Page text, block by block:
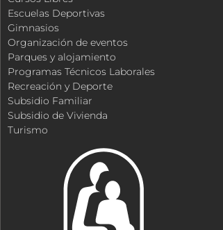
Escuelas Deportivas
Gimnasios
Organización de eventos
Parques y alojamiento
Programas Técnicos Laborales
Recreación y Deporte
Subsidio Familiar
Subsidio de Vivienda
Turismo